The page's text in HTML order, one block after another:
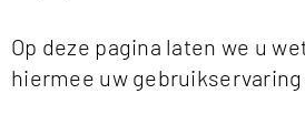
Op deze pagina laten we u
hiermee uw